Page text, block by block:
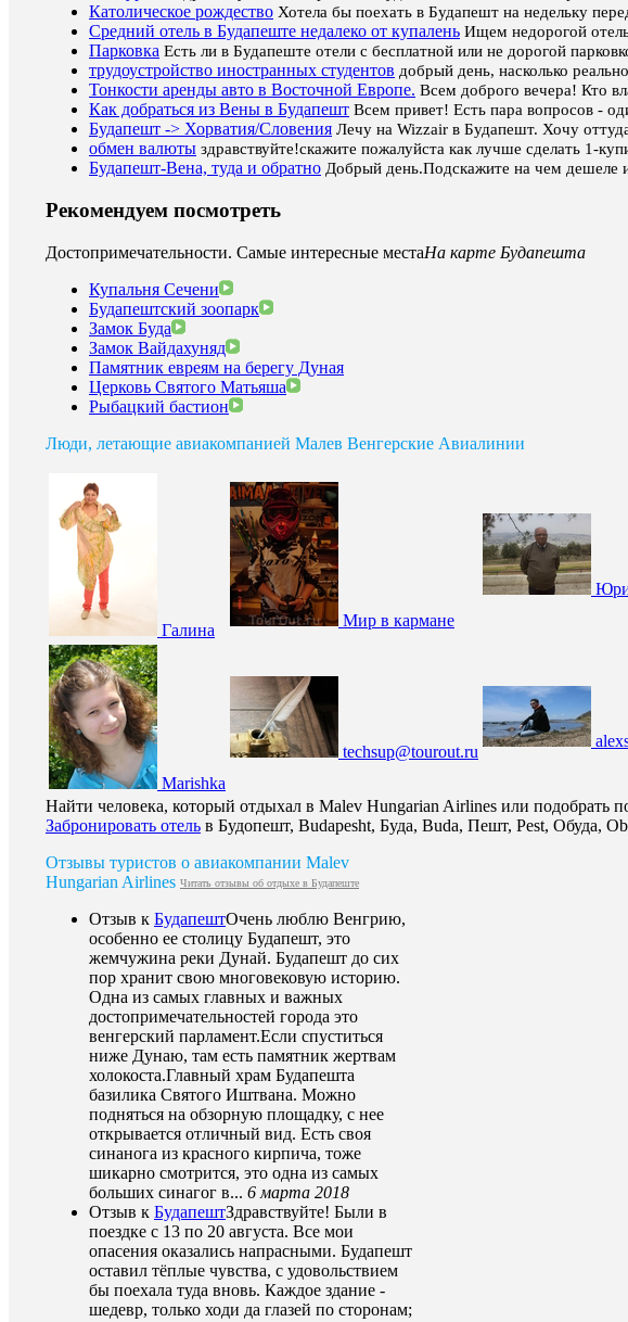
Католическое рождество Хотела бы поехать в Будапешт на недельку
Средний отель в Будапеште недалеко от купалень Ищем недорогой
Парковка Есть ли в Будапеште отели с бесплатной или не дорогой
трудоустройство иностранных студентов добрый день, насколько
Тонкости аренды авто в Восточной Европе. Всем доброго вечера! Кто
Как добраться из Вены в Будапешт Всем привет! Есть пара вопросов -
Будапешт -> Хорватия/Словения Лечу на Wizzair в Будапешт. Хочу
обмен валюты здравствуйте!скажите пожалуйста как лучше сделать 1-
Будапешт-Вена, туда и обратно Добрый день.Подскажите на чем дешеле
Рекомендуем посмотреть
Достопримечательности. Самые интересные местаНа карте Будапешта
Купальня Сечени
Будапештский зоопарк
Замок Буда
Замок Вайдахуняд
Памятник евреям на берегу Дуная
Церковь Святого Матьяша
Рыбацкий бастион
Люди, летающие авиакомпанией Малев Венгерские Авиалинии
Галина
Мир в кармане
Marishka
techsup@tourout.ru
Найти человека, который отдыхал в Malev Hungarian Airlines или подобрать
Забронировать отель в Будопешт, Budapesht, Буда, Buda, Пешт, Pest, Обуда,
Отзывы туристов о авиакомпании Malev
Hungarian Airlines Читать отзывы об отдыхе в Будапеште
Отзыв к БудапештОчень люблю Венгрию,
особенно ее столицу Будапешт, это
жемчужина реки Дунай. Будапешт до сих
пор хранит свою многовековую историю.
Одна из самых главных и важных
достопримечательностей города это
венгерский парламент.Если спуститься
ниже Дунаю, там есть памятник жертвам
холокоста.Главный храм Будапешта
базилика Святого Иштвана. Можно
подняться на обзорную площадку, с нее
открывается отличный вид. Есть своя
синанога из красного кирпича, тоже
шикарно смотрится, это одна из самых
больших синагог в... 6 марта 2018
Отзыв к БудапештЗдравствуйте! Были в
поездке с 13 по 20 августа. Все мои
опасения оказались напрасными. Будапешт
оставил тёплые чувства, с удовольствием
бы поехала туда вновь. Каждое здание -
шедевр, только ходи да глазей по сторонам;